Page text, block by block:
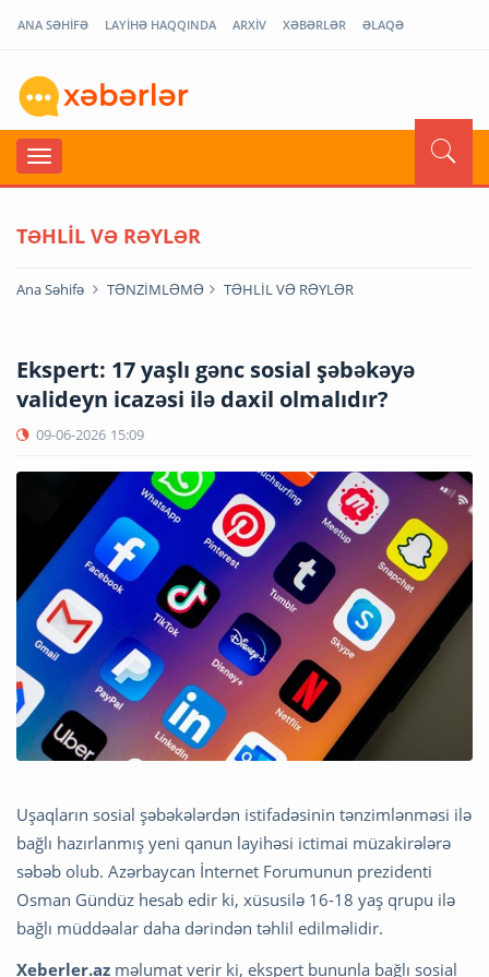
ANA SƏHİFƏ LAYİHƏ HAQQINDA ARXİV XƏBƏRLƏR ƏLAQƏ
TƏHLİL VƏ RƏYLƏR
Ana Səhifə TƏNZİMLƏMƏ TƏHLİL VƏ RƏYLƏR
Ekspert: 17 yaşlı gənc sosial şəbəkəyə
valideyn icazəsi ilə daxil olmalıdır?
09-06-2026 15:09
Uşaqların sosial şəbəkələrdən istifadəsinin tənzimlənməsi ilə
bağlı hazırlanmış yeni qanun layihəsi ictimai müzakirələrə
səbəb olub. Azərbaycan İnternet Forumunun prezidenti
Osman Gündüz hesab edir ki, xüsusilə 16-18 yaş qrupu ilə
bağlı müddəalar daha dərindən təhlil edilməlidir.
Xeberler.az məlumat verir ki, ekspert bununla bağlı sosial